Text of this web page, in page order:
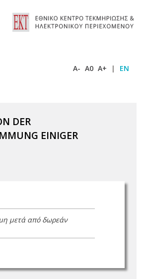
A- A0 A+ | EN
DER
EINIGER
μετά από δωρεάν